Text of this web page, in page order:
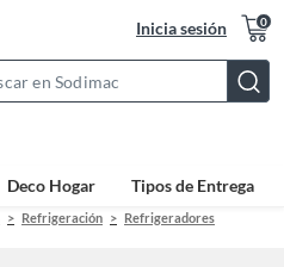
Inicia sesión 0
Bar
Deco Hogar Tipos de Entrega
Refrigeración
Refrigeradores